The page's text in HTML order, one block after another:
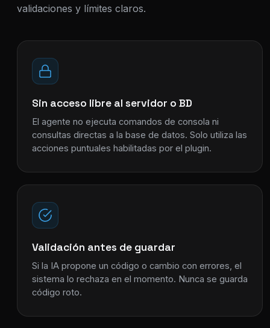
validaciones y límites claros.
Sin acceso libre al servidor o BD
El agente no ejecuta comandos de consola ni
consultas directas a la base de datos. Solo utiliza las
acciones puntuales habilitadas por el plugin.
Validación antes de guardar
Si la IA propone un código o cambio con errores, el
sistema lo rechaza en el momento. Nunca se guarda
código roto.